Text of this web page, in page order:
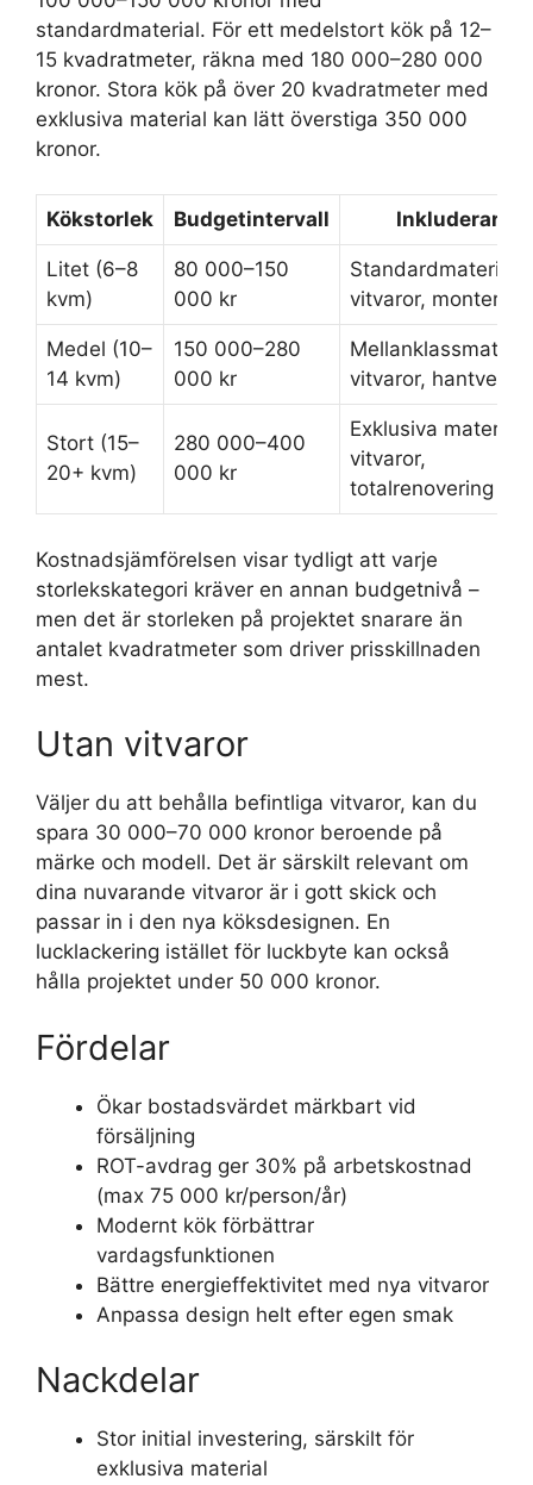
standardmaterial. För ett medelstort kök på 12–
15 kvadratmeter, räkna med 180 000–280 000
kronor. Stora kök på över 20 kvadratmeter med
exklusiva material kan lätt överstiga 350 000
kronor.
Kökstorlek Budgetintervall Inkluderar
Litet (6–8
kvm)
80 000–150
000 kr
Standardmaterial,
vitvaror, montering
Medel (10–
14 kvm)
150 000–280
000 kr
vitvaror, hantverk
Stort (15–
20+ kvm)
280 000–400
000 kr
Exklusiva material,
vitvaror,
totalrenovering
Kostnadsjämförelsen visar tydligt att varje
storlekskategori kräver en annan budgetnivå –
men det är storleken på projektet snarare än
antalet kvadratmeter som driver prisskillnaden
mest.
Utan vitvaror
Väljer du att behålla befintliga vitvaror, kan du
spara 30 000–70 000 kronor beroende på
märke och modell. Det är särskilt relevant om
dina nuvarande vitvaror är i gott skick och
passar in i den nya köksdesignen. En
lucklackering istället för luckbyte kan också
hålla projektet under 50 000 kronor.
Fördelar
Ökar bostadsvärdet märkbart vid
försäljning
ROT-avdrag ger 30% på arbetskostnad
(max 75 000 kr/person/år)
Modernt kök förbättrar
vardagsfunktionen
Bättre energieffektivitet med nya vitvaror
Anpassa design helt efter egen smak
Nackdelar
Stor initial investering, särskilt för
exklusiva material